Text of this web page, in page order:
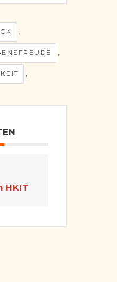
,
,
,
HKIT